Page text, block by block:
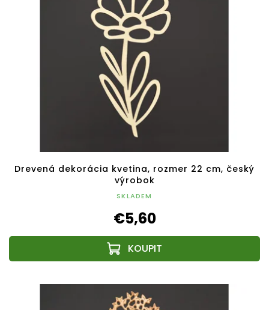
Drevená dekorácia kvetina, rozmer 22 cm, český
výrobok
SKLADEM
€5,60